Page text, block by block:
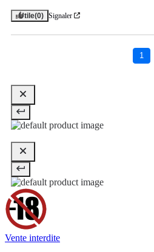
Utile(0) Signaler
1
Vente interdite